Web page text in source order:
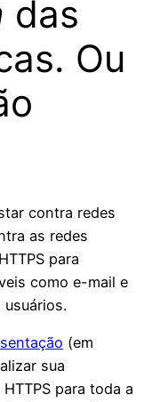
das
Ou
contra redes
as redes
para
como e-mail e
usuários.
(em
sua
para toda a